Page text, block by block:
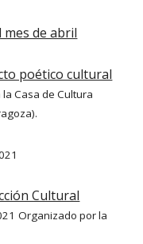
de abril
poético cultural
la Casa de Cultura
Cultural
Organizado por la